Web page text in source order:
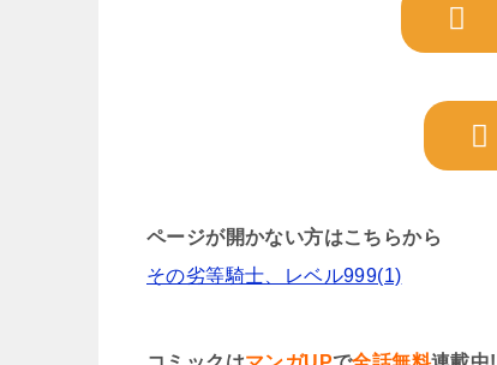
ページが開かない方はこちらから
その劣等騎士、レベル999(1)